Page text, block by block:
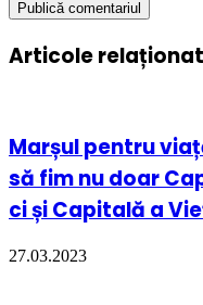
Articole
Marșul pentru
să fim nu doar
ci și Capitală a
27.03.2023